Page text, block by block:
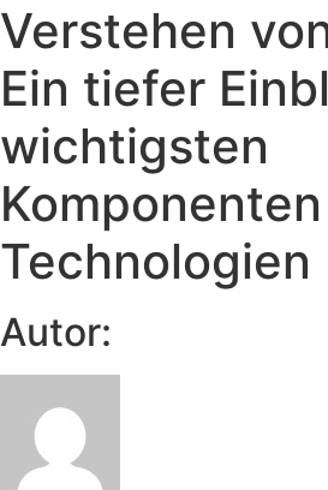
Verstehen
Ein tiefer
wichtigsten
Technologien
Autor: